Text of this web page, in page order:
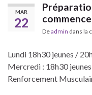
MAR
22
Deadmin dans la
Lundi 18h30 jeunes /
Mercredi : 18h30
Renforcement